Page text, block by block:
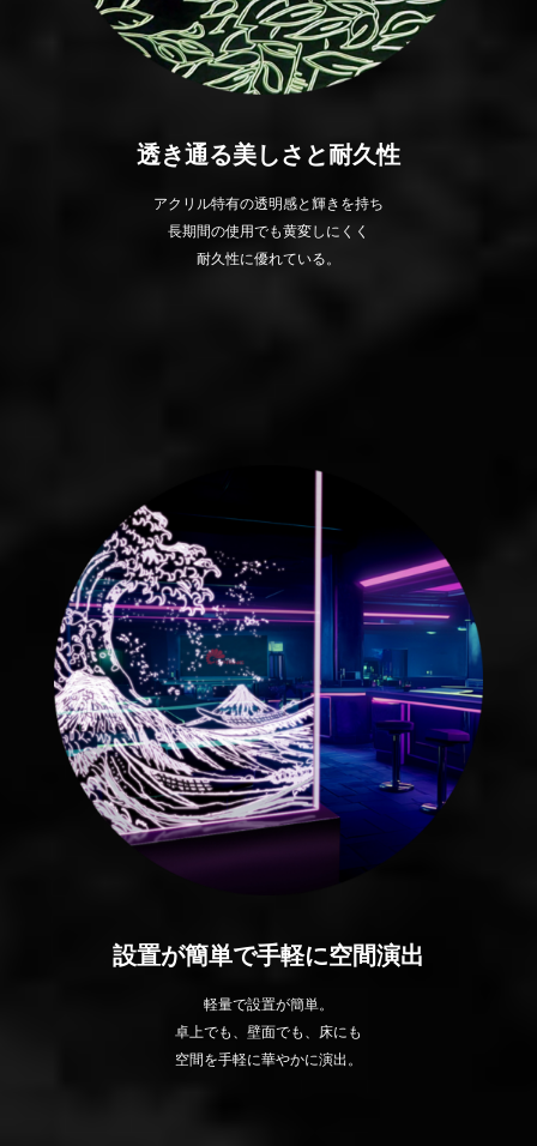
透き通る美しさと耐久性
アクリル特有の透明感と輝きを持ち
長期間の使用でも黄変しにくく
耐久性に優れている。
設置が簡単で手軽に空間演出
軽量で設置が簡単。
卓上でも、壁面でも、床にも
空間を手軽に華やかに演出。